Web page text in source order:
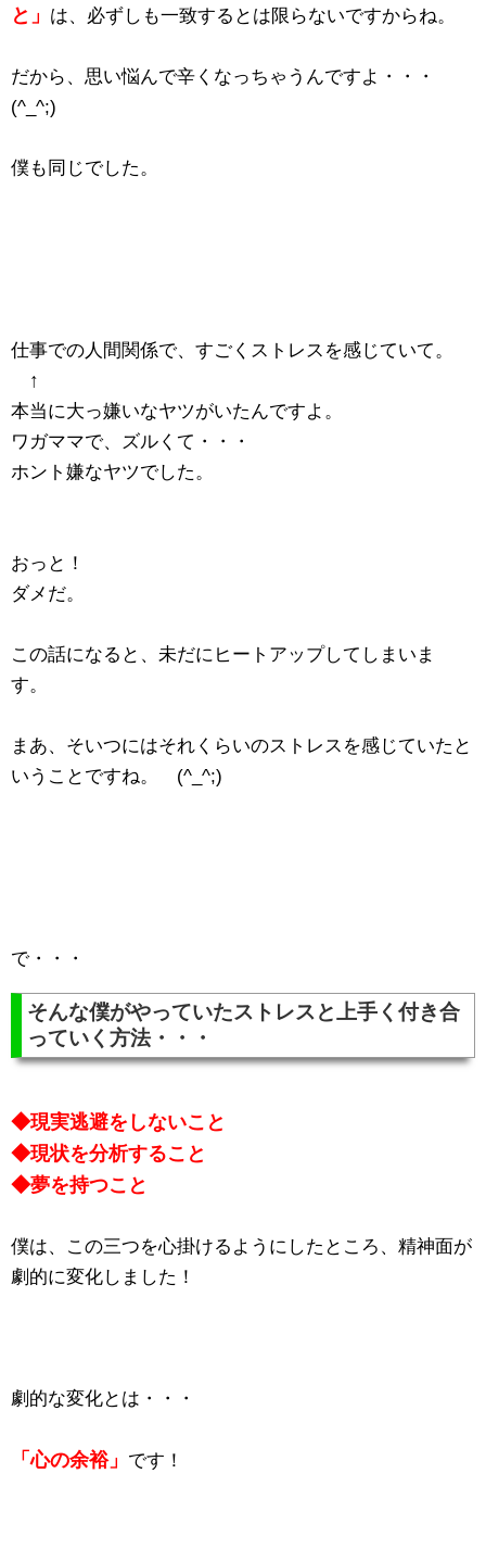
と」 は、必ずしも一致するとは限らないですからね。
だから、思い悩んで辛くなっちゃうんですよ・・・
(^_^;)
僕も同じでした。
仕事での人間関係で、すごくストレスを感じていて。
↑
本当に大っ嫌いなヤツがいたんですよ。
ワガママで、ズルくて・・・
ホント嫌なヤツでした。
おっと！
ダメだ。
この話になると、未だにヒートアップしてしまいま
す。
まあ、そいつにはそれくらいのストレスを感じていたと
いうことですね。 (^_^;)
で・・・
そんな僕がやっていたストレスと上手く付き合
っていく方法・・・
◆現実逃避をしないこと
◆現状を分析すること
◆夢を持つこと
僕は、この三つを心掛けるようにしたところ、精神面が
劇的に変化しました！
劇的な変化とは・・・
「心の余裕」 です！